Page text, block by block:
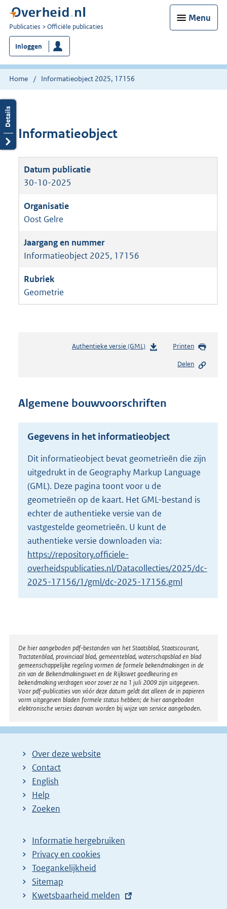
Menu
U
bent
nu
hier:
Publicaties Officiële publicaties
Inloggen
Home Informatieobject 2025, 17156
Informatieobject
30-10-2025
Oost Gelre
Informatieobject 2025, 17156
Geometrie
Authentieke versie (GML)b
n
s
r
o
t
t
e
5
K
b
Printen
Delen
Algemene bouwvoorschriften
Gegevens in het informatieobject
Dit informatieobject bevat geometrieën die zijn
uitgedrukt in de Geography Markup Language
(GML). Deze pagina toont voor u de
geometrieën op de kaart. Het GML-bestand is
echter de authentieke versie van de
vastgestelde geometrieën. U kunt de
authentieke versie downloaden via:
https://repository.officiele-
overheidspublicaties.nl/Datacollecties/2025/dc-
2025-17156/1/gml/dc-2025-17156.gml
Disclaimer
De hier aangeboden pdf-bestanden van het Staatsblad, Staatscourant,
Tractatenblad, provinciaal blad, gemeenteblad, waterschapsblad en blad
gemeenschappelijke regeling vormen de formele bekendmakingen in de
zin van de Bekendmakingswet en de Rijkswet goedkeuring en
bekendmaking verdragen voor zover ze na 1 juli 2009 zijn uitgegeven.
Voor pdf-publicaties van vóór deze datum geldt dat alleen de in papieren
vorm uitgegeven bladen formele status hebben; de hier aangeboden
elektronische versies daarvan worden bij wijze van service aangeboden.
Over deze website
Contact
English
Help
Zoeken
Informatie hergebruiken
Privacy en cookies
Toegankelijkheid
Sitemap
E
Kwetsbaarheid melden